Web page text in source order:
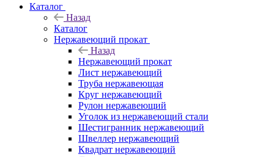
Каталог
Назад
Каталог
Нержавеющий прокат
Назад
Нержавеющий прокат
Лист нержавеющий
Труба нержавеющая
Круг нержавеющий
Рулон нержавеющий
Уголок из нержавеющий стали
Шестигранник нержавеющий
Швеллер нержавеющий
Квадрат нержавеющий